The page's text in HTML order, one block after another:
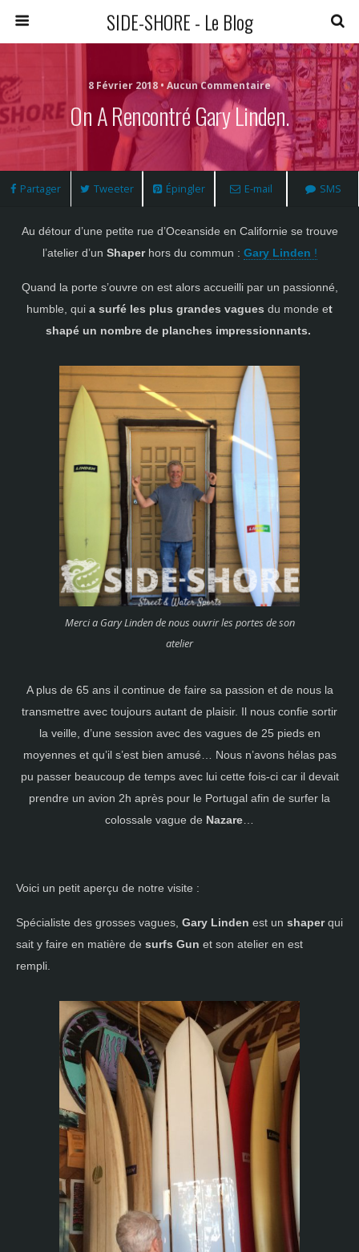
SIDE-SHORE - Le Blog
8 Février 2018 • Aucun Commentaire
On A Rencontré Gary Linden.
Partager Tweeter Épingler E-mail SMS
Au détour d’une petite rue d’Oceanside en Californie se trouve
l’atelier d’un Shaperhors du commun : Gary Linden !
Quand la porte s’ouvre on est alors accueilli par un passionné,
humble, qui a surfé les plus grandes vagues du monde et
shapé un nombre de planches impressionnants.
Merci a Gary Linden de nous ouvrir les portes de son
atelier
A plus de 65 ans il continue de faire sa passion et de nous la
transmettre avec toujours autant de plaisir. Il nous confie sortir
la veille, d’une session avec des vagues de 25 pieds en
moyennes et qu’il s’est bien amusé… Nous n’avons hélas pas
pu passer beaucoup de temps avec lui cette fois-ci car il devait
prendre un avion 2h après pour le Portugal afin de surfer la
colossale vague de Nazare
Voici un petit aperçu de notre visite :
Spécialiste des grosses vagues, Gary Linden est un shaperqui
sait y faire en matière de surfs Gun et son atelier en est
rempli.